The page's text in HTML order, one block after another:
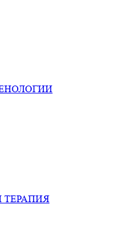
ТЕРАПИЯ